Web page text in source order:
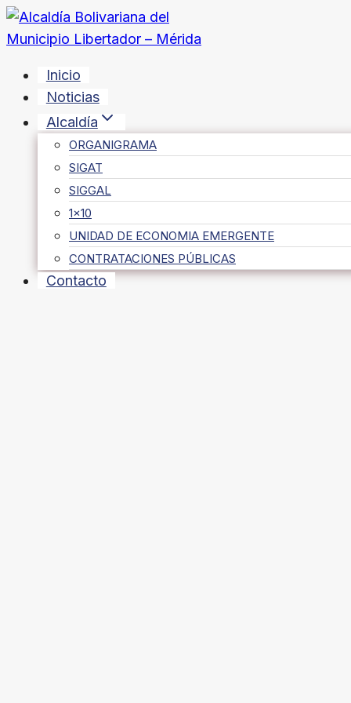
Saltar
al
Inicio
Noticias
Alcaldía
ORGANIGRAMA
SIGAT
SIGGAL
1×10
UNIDAD DE ECONOMIA EMERGENTE
CONTRATACIONES PÚBLICAS
Contacto